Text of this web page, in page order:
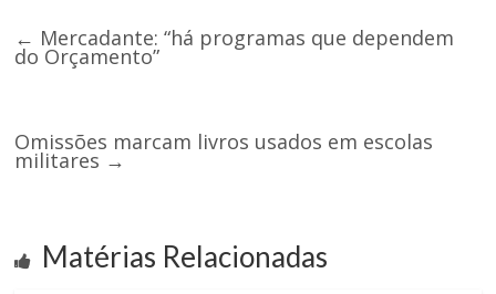
← Mercadante: “há programas que dependem
do Orçamento”
Omissões marcam livros usados em escolas
militares →
Matérias Relacionadas